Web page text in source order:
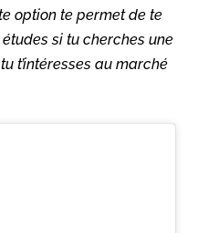
option te permet de te
si tu cherches une
t’intéresses au marché